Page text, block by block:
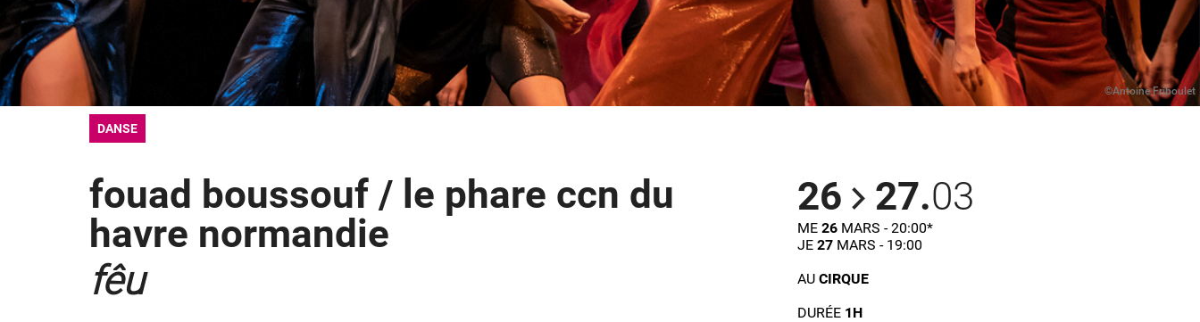
©Antoine Friboulet
DANSE
fouad boussouf / le phare ccn du
havre normandie
fêu
26 27.03
ME 26 MARS - 20:00*
JE 27 MARS - 19:00
AU CIRQUE
DURÉE 1H